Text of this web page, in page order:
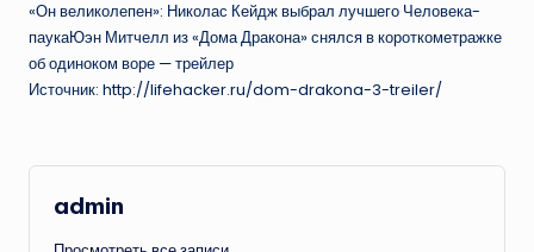
«Он великолепен»: Николас Кейдж выбрал лучшего Человека-
паукаЮэн Митчелл из «Дома Дракона» снялся в короткометражке
об одиноком воре — трейлер
Источник: http://lifehacker.ru/dom-drakona-3-treiler/
admin